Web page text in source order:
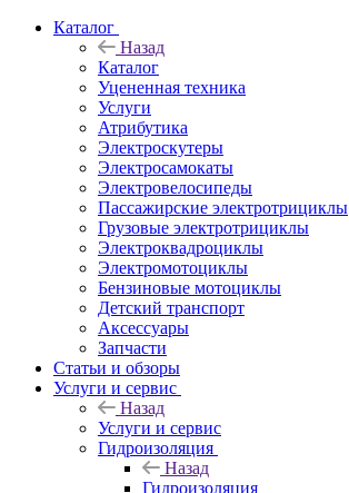
Каталог
Назад
Каталог
Уцененная техника
Услуги
Атрибутика
Электроскутеры
Электросамокаты
Электровелосипеды
Пассажирские электротрициклы
Грузовые электротрициклы
Электроквадроциклы
Электромотоциклы
Бензиновые мотоциклы
Детский транспорт
Аксессуары
Запчасти
Статьи и обзоры
Услуги и сервис
Назад
Услуги и сервис
Гидроизоляция
Назад
Гидроизоляция